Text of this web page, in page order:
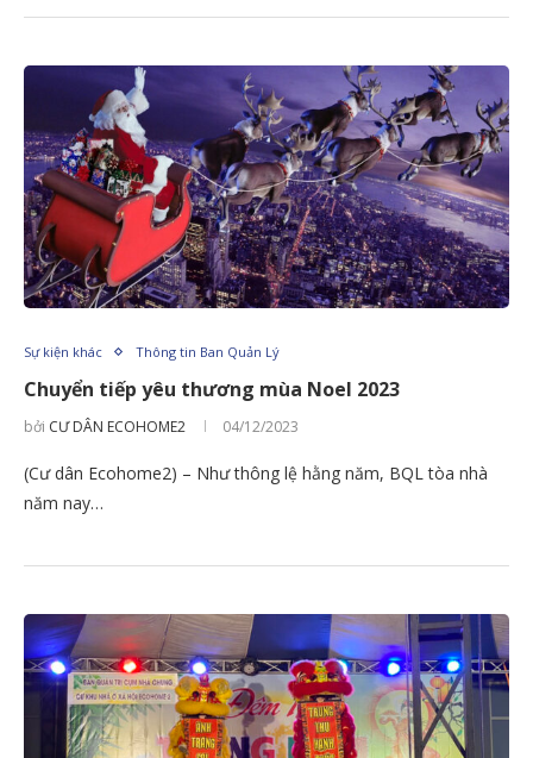
Sự kiện khác Thông tin Ban Quản Lý
Chuyển tiếp yêu thương mùa Noel 2023
bởi CƯ DÂN ECOHOME2 04/12/2023
(Cư dân Ecohome2) – Như thông lệ hằng năm, BQL tòa nhà
năm nay…